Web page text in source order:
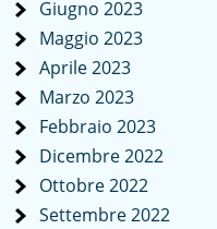
Giugno 2023
Maggio 2023
Aprile 2023
Marzo 2023
Febbraio 2023
Dicembre 2022
Ottobre 2022
Settembre 2022